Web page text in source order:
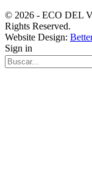
© 2026 - ECO DEL
Rights Reserved.
Website Design:
Sign in